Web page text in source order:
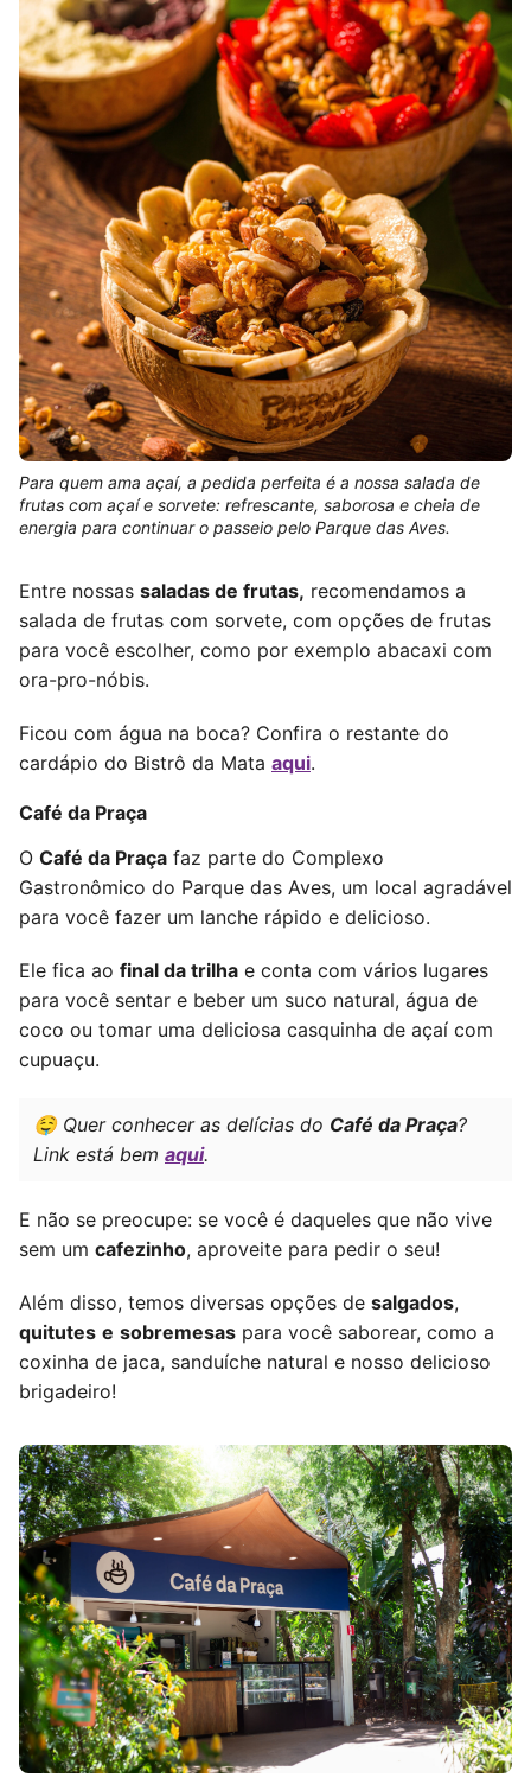
Para quem ama açaí, a pedida perfeita é a nossa salada de
frutas com açaí e sorvete: refrescante, saborosa e cheia de
energia para continuar o passeio pelo Parque das Aves.
Entre nossas saladas de frutas, recomendamos a
salada de frutas com sorvete, com opções de frutas
para você escolher, como por exemplo abacaxi com
ora-pro-nóbis.
Ficou com água na boca? Confira o restante do
cardápio do Bistrô da Mata aqui.
Café da Praça
O Café da Praça faz parte do Complexo
Gastronômico do Parque das Aves, um local agradável
para você fazer um lanche rápido e delicioso.
Ele fica ao final da trilha e conta com vários lugares
para você sentar e beber um suco natural, água de
coco ou tomar uma deliciosa casquinha de açaí com
cupuaçu.
🤤 Quer conhecer as delícias do Café da Praça?
Link está bem aqui.
E não se preocupe: se você é daqueles que não vive
sem um cafezinho, aproveite para pedir o seu!
Além disso, temos diversas opções de salgados,
quitutes e sobremesas para você saborear, como a
coxinha de jaca, sanduíche natural e nosso delicioso
brigadeiro!